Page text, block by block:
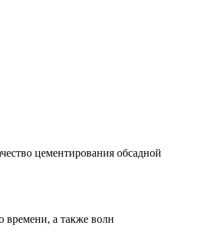
цементирования обсадной
времени, а также волн